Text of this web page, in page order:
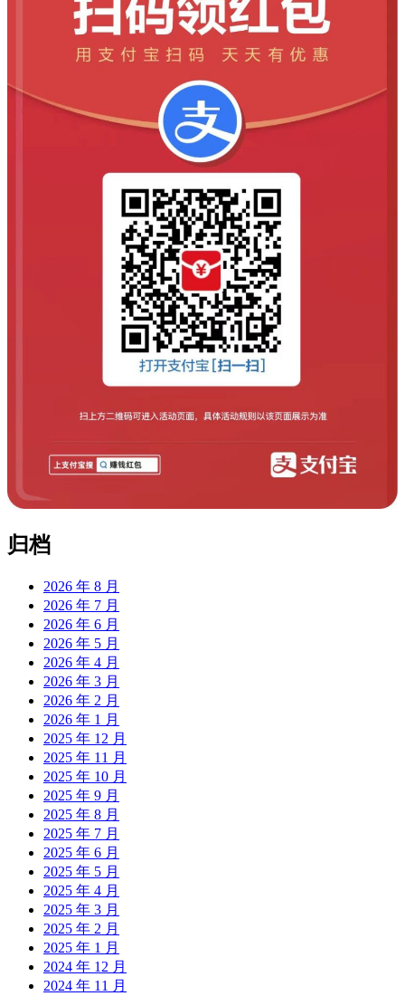
归档
2026 年 8 月
2026 年 7 月
2026 年 6 月
2026 年 5 月
2026 年 4 月
2026 年 3 月
2026 年 2 月
2026 年 1 月
2025 年 12 月
2025 年 11 月
2025 年 10 月
2025 年 9 月
2025 年 8 月
2025 年 7 月
2025 年 6 月
2025 年 5 月
2025 年 4 月
2025 年 3 月
2025 年 2 月
2025 年 1 月
2024 年 12 月
2024 年 11 月